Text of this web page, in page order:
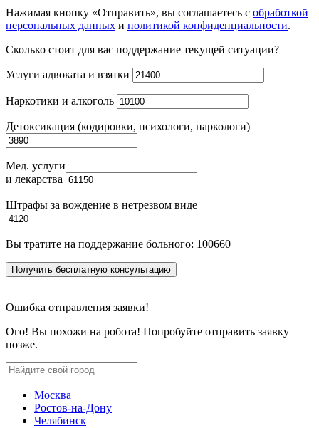
Нажимая кнопку «Отправить», вы соглашаетесь с обработкой
персональных данных и политикой конфиденциальности.
Сколько стоит для вас поддержание текущей ситуации?
Услуги адвоката и взятки
Наркотики и алкоголь
Детоксикация (кодировки, психологи, наркологи)
Мед. услуги
и лекарства
Штрафы за вождение в нетрезвом виде
Вы тратите на поддержание больного: 100660
Получить бесплатную консультацию
Ошибка отправления заявки!
Ого! Вы похожи на робота! Попробуйте отправить заявку
позже.
Москва
Ростов-на-Дону
Челябинск